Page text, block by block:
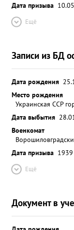
Дата призыва
Ещё
Записи из БД
Дата рождения
Место рождения
Украинская ССР
Дата выбытия
Военкомат
Дата призыва 1939
Ещё
Документ в